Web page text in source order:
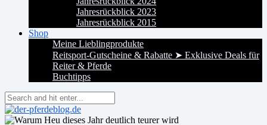
Jahresrückblick 2023
Jahresrückblick 2015
Shop
Meine Lieblingprodukte
Reitsport-Gutscheine & Rabatte ➤ Exklusive Deals für
Reiter & Pferde
Buchtipps